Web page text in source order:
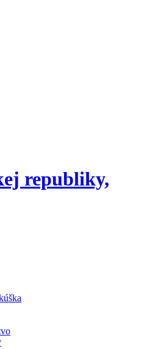
republiky,